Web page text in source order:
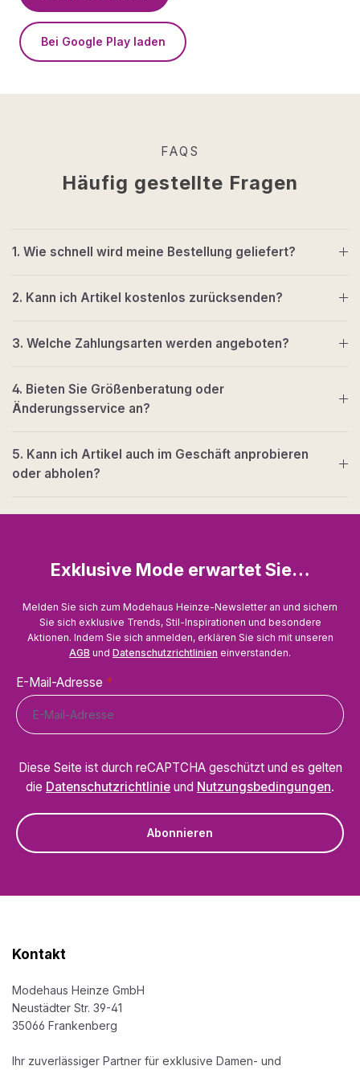
Bei Google Play laden
FAQS
Häufig gestellte Fragen
1. Wie schnell wird meine Bestellung geliefert?
2. Kann ich Artikel kostenlos zurücksenden?
3. Welche Zahlungsarten werden angeboten?
4. Bieten Sie Größenberatung oder
Änderungsservice an?
5. Kann ich Artikel auch im Geschäft anprobieren
oder abholen?
Exklusive Mode erwartet Sie…
Melden Sie sich zum Modehaus Heinze-Newsletter an und sichern
Sie sich exklusive Trends, Stil-Inspirationen und besondere
Aktionen. Indem Sie sich anmelden, erklären Sie sich mit unseren
AGB und Datenschutzrichtlinien einverstanden.
E-Mail-Adresse *
Diese Seite ist durch reCAPTCHA geschützt und es gelten
die Datenschutzrichtlinie und Nutzungsbedingungen.
Abonnieren
Kontakt
Modehaus Heinze GmbH
Neustädter Str. 39-41
35066 Frankenberg
Ihr zuverlässiger Partner für exklusive Damen- und